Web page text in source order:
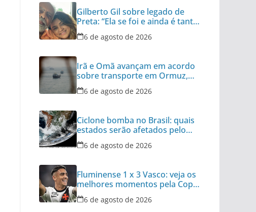
Gilberto Gil sobre legado de
Preta: “Ela se foi e ainda é tanta
coisa”
6 de agosto de 2026
Irã e Omã avançam em acordo
sobre transporte em Ormuz,
diz autoridade
6 de agosto de 2026
Ciclone bomba no Brasil: quais
estados serão afetados pelo
fenômeno
6 de agosto de 2026
Fluminense 1 x 3 Vasco: veja os
melhores momentos pela Copa
do Brasil
6 de agosto de 2026